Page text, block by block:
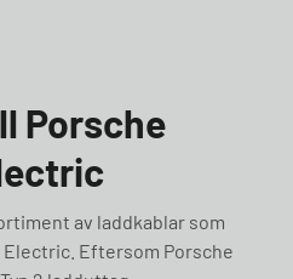
Porsche
av laddkablar som
Electric. Eftersom Porsche